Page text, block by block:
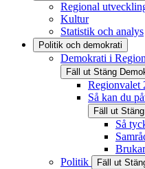
Regional
Kultur
Statistik och analys
Politik och demokrati
Demokrati i
Fäll ut Stäng
Regionvalet
Så kan du
Fäll ut Stäng
Så
Politik
Fäll ut